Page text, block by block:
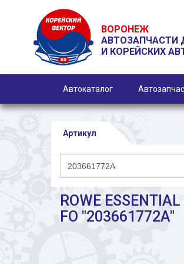
ВОРОНЕЖ
АВТОЗАПЧАСТИ
И КОРЕЙСКИХ
Автокаталог
Артикул
ROWE
FO "203661772A"